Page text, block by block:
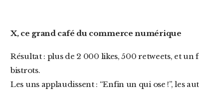
X, ce grand café du commerce numérique
Résultat : plus de 2 000 likes, 500 retweets, et un fil de commentaires digne d’un forum de
bistrots.
Les uns applaudissent : “Enfin un qui ose !”, les